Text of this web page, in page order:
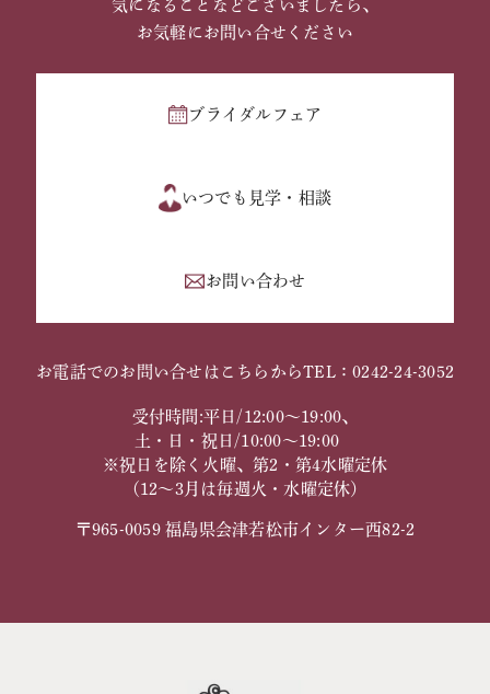
気になることなどございましたら、
お気軽にお問い合せください
ブライダルフェア
いつでも見学・相談
お問い合わせ
お電話でのお問い合せはこちらからTEL：0242-24-3052
受付時間:平日/12:00～19:00、
土・日・祝日/10:00～19:00
※祝日を除く火曜、第2・第4水曜定休
（12～3月は毎週火・水曜定休）
〒965-0059 福島県会津若松市インター西82-2